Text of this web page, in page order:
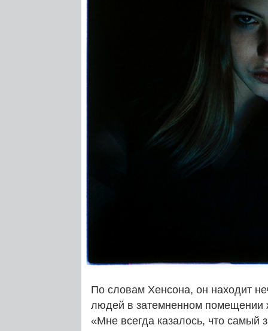
По словам Хенсона, он находит
людей в затемненном помещении
«Мне всегда казалось, что